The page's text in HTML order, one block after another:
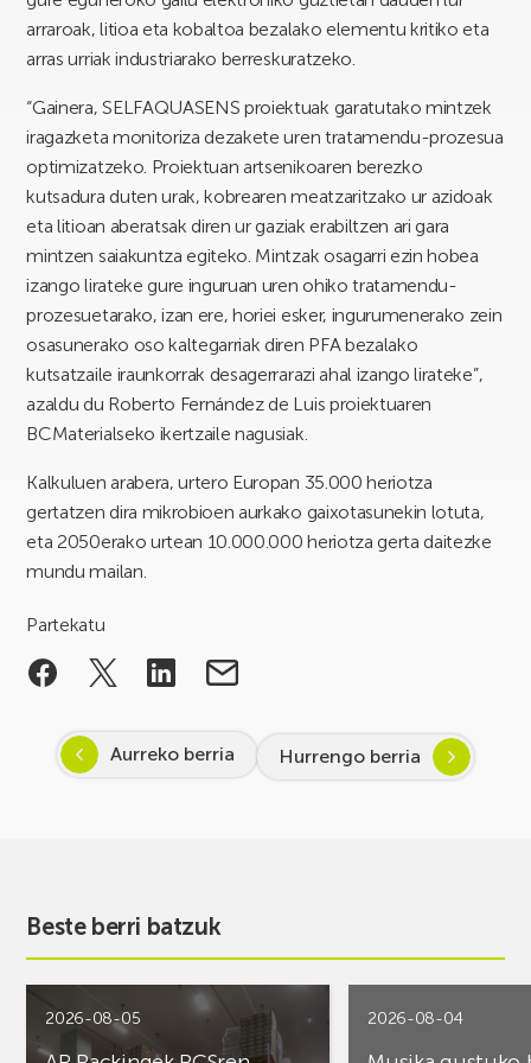
arraroak, litioa eta kobaltoa bezalako elementu kritiko eta
arras urriak industriarako berreskuratzeko.
“Gainera, SELFAQUASENS proiektuak garatutako mintzek
iragazketa monitoriza dezakete uren tratamendu-prozesua
optimizatzeko. Proiektuan artsenikoaren berezko
kutsadura duten urak, kobrearen meatzaritzako ur azidoak
eta litioan aberatsak diren ur gaziak erabiltzen ari gara
mintzen saiakuntza egiteko. Mintzak osagarri ezin hobea
izango lirateke gure inguruan uren ohiko tratamendu-
prozesuetarako, izan ere, horiei esker, ingurumenerako zein
osasunerako oso kaltegarriak diren PFA bezalako
kutsatzaile iraunkorrak desagerrarazi ahal izango lirateke”,
azaldu du Roberto Fernández de Luis proiektuaren
BCMaterialseko ikertzaile nagusiak.
Kalkuluen arabera, urtero Europan 35.000 heriotza
gertatzen dira mikrobioen aurkako gaixotasunekin lotuta,
eta 2050erako urtean 10.000.000 heriotza gerta daitezke
mundu mailan.
Partekatu
Aurreko berria Hurrengo berria
Beste berri batzuk
2026-08-05 2026-08-04